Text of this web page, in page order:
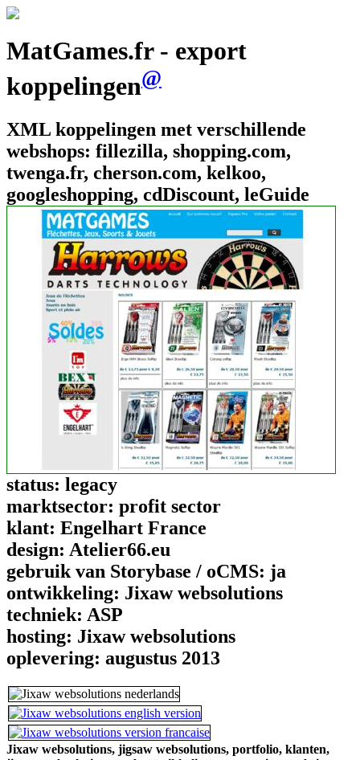
MatGames.fr - export
koppelingen@
XML koppelingen met verschillende
webshops: fillezilla, shopping.com,
twenga.fr, cherson.com, kelkoo,
googleshopping, cdDiscount, leGuide
status: legacy
marktsector: profit sector
klant: Engelhart France
design: Atelier66.eu
gebruik van Storybase / oCMS: ja
ontwikkeling: Jixaw websolutions
techniek: ASP
hosting: Jixaw websolutions
oplevering: augustus 2013
Jixaw websolutions, jigsaw websolutions, portfolio, klanten,